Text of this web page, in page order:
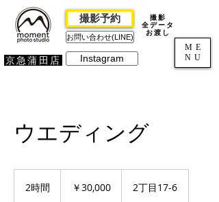
京急蒲田店
撮影予約
お問い合わせ(LINE)
Instagram
撮影
全データ
お渡し
ME
NU
ウエディング
2時間 ￥30,000 2丁目17-6